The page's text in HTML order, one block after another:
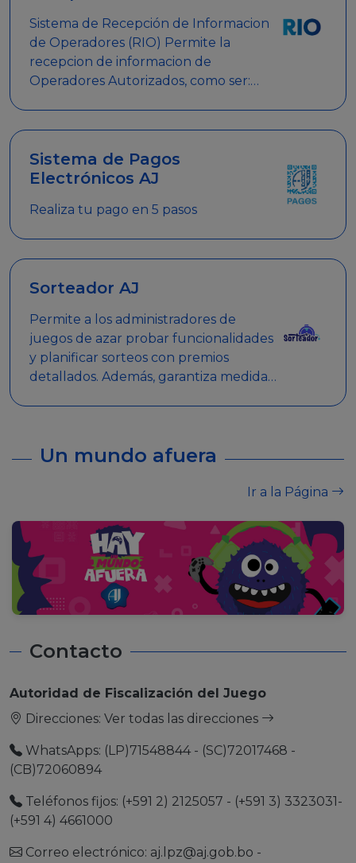
Sistema de Recepción de Informacion
de Operadores (RIO) Permite la
recepcion de informacion de
Operadores Autorizados, como ser:
Sistema de Pagos
Electrónicos AJ
Realiza tu pago en 5 pasos
Sorteador AJ
Permite a los administradores de
juegos de azar probar funcionalidades
y planificar sorteos con premios
detallados. Además, garantiza medidas
Un mundo afuera
Ir a la Página
Contacto
Autoridad de Fiscalización del Juego
Direcciones: Ver todas las direcciones
WhatsApps: (LP)71548844 - (SC)72017468 -
(CB)72060894
Teléfonos fijos: (+591 2) 2125057 - (+591 3) 3323031-
(+591 4) 4661000
Correo electrónico: aj.lpz@aj.gob.bo -